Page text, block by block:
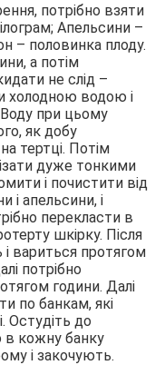
потрібно взяти
Апельсини –
– половинка плоду.
а потім
не слід –
холодною водою і
при цьому
як добу
тертці. Потім
дуже тонкими
і почистити від
і апельсини, і
перекласти в
шкірку. Після
вариться протягом
потрібно
години. Далі
по банкам, які
Остудіть до
в кожну банку
і закочують.